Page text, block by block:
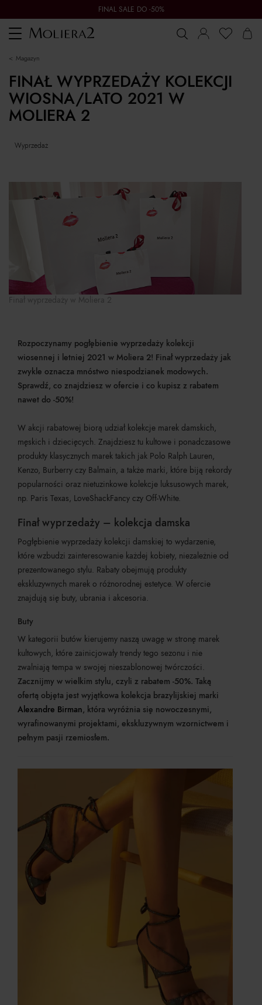
FINAL SALE DO -50%
Toggle
navigation
magazyn
FINAŁ WYPRZEDAŻY KOLEKCJI
WIOSNA/LATO 2021 W
MOLIERA 2
wyprzedaż
Finał wyprzedaży w Moliera 2
Rozpoczynamy pogłębienie wyprzedaży kolekcji
wiosennej i letniej 2021 w Moliera 2! Finał wyprzedaży jak
zwykle oznacza mnóstwo niespodzianek modowych.
Sprawdź, co znajdziesz w ofercie i co kupisz z rabatem
nawet do -50%!
W akcji rabatowej biorą udział kolekcje marek damskich,
męskich i dziecięcych. Znajdziesz tu kultowe i ponadczasowe
produkty klasycznych marek takich jak Polo Ralph Lauren,
Kenzo, Burberry czy Balmain, a także marki, które biją rekordy
popularności oraz nietuzinkowe kolekcje luksusowych marek,
np. Paris Texas, LoveShackFancy czy Off-White.
Finał wyprzedaży – kolekcja damska
Pogłębienie wyprzedaży kolekcji damskiej to wydarzenie,
które wzbudzi zainteresowanie każdej kobiety, niezależnie od
prezentowanego stylu. Rabaty obejmują produkty
ekskluzywnych marek o różnorodnej estetyce. W ofercie
znajdują się buty, ubrania i akcesoria.
Buty
W kategorii butów kierujemy naszą uwagę w stronę marek
kultowych, które zainicjowały trendy tego sezonu i nie
zwalniają tempa w swojej nieszablonowej twórczości.
Zacznijmy w wielkim stylu, czyli z rabatem -50%. Taką
ofertą objęta jest wyjątkowa kolekcja brazylijskiej marki
Alexandre Birman, która wyróżnia się nowoczesnymi,
wyrafinowanymi projektami, ekskluzywnym wzornictwem i
pełnym pasji rzemiosłem.